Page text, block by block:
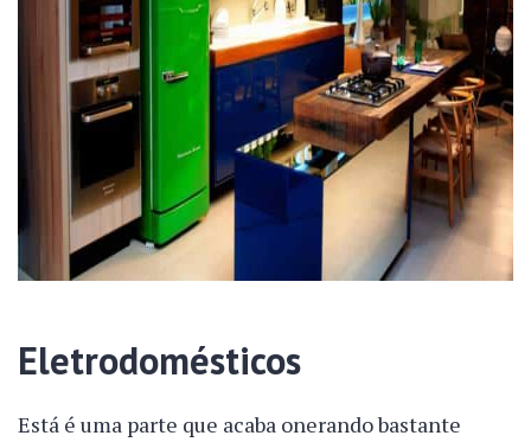
Eletrodomésticos
Está é uma parte que acaba onerando bastante